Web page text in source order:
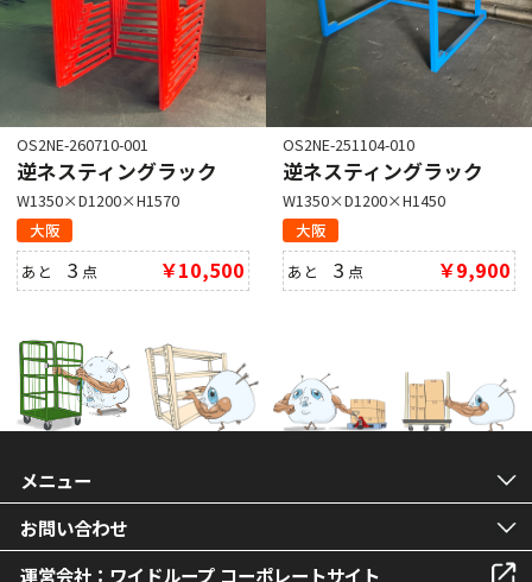
OS2NE-260710-001
逆ネスティングラック
W1350×D1200×H1570
大阪
あと3 点 ￥10,500
OS2NE-251104-010
逆ネスティングラック
W1350×D1200×H1450
大阪
あと3 点 ￥9,900
メニュー
お問い合わせ
運営会社：ワイドループ コーポレートサイト